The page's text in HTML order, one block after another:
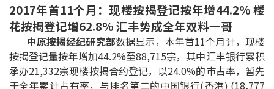
火险、家居、宠物保险
保险资讯专栏
联络我们
2017年首11个月：现楼按揭登记按年增44.2% 楼
花按揭登记增62.8% 汇丰势成全年双料一哥
中原按揭经纪研究部数据显示，本年首11个月计，现楼
按揭登记量按年增加44.2%至88,715宗，其中汇丰银行累积
承办21,332宗现楼按揭合约登记，以24.0%的巿占率，暂先
于全年累计占有率，与排名第二的中国银行(香港) (18,777